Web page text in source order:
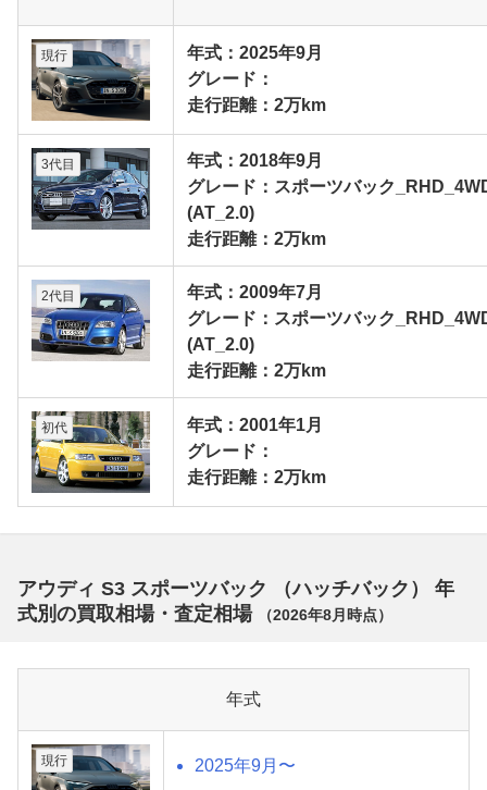
現行
年式：2025年9月
グレード：
走行距離：2万km
3代目
年式：2018年9月
グレード：スポーツバック
(AT_2.0)
走行距離：2万km
2代目
年式：2009年7月
グレード：スポーツバック
(AT_2.0)
走行距離：2万km
初代
年式：2001年1月
グレード：
走行距離：2万km
アウディ S3 スポーツバック （ハッチバック） 年
式別の買取相場・査定相場
（2026年8月 時点）
年式
現行 2025年9月〜